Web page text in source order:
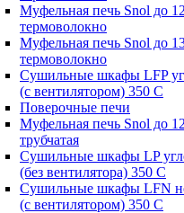
Муфельная печь Snol до
термоволокно
Муфельная печь Snol до
термоволокно
Сушильные шкафы LFP
(с вентилятором) 350 С
Поверочные печи
Муфельная печь Snol до
трубчатая
Сушильные шкафы LP
(без вентилятора) 350 С
Сушильные шкафы LFN
(с вентилятором) 350 С